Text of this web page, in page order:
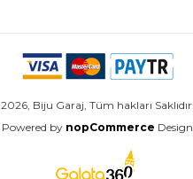
2026, Biju Garaj, Tüm hakları Saklıdır.
Powered by nopCommerce Design